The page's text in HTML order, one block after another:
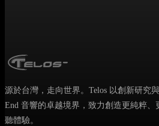
源於台灣，走向世界。Telos 以創新研究
End 音響的卓越境界，致力創造更純粹
聽體驗。